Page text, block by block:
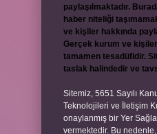
paylaşılmaktadır.
haber niteliği
ve kişiler hakkında
Gerçek kurum ve
tamamen tesadüfidir.
taslak halindedir ve
Sitemiz, 5651 Sayılı
Teknolojileri ve İletişim
onaylanmış bir Yer
vermektedir. Bu